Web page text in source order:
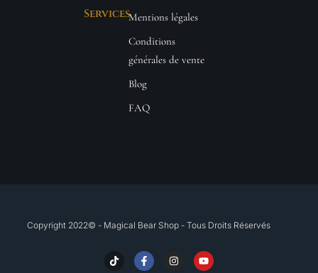
ServicesMentions légales
Conditions
générales de vente
Blog
FAQ
Copyright 2022© - Magical Bear Shop - Tous Droits Réservés​
i
k
F
a
c
n
s
Y
o
u